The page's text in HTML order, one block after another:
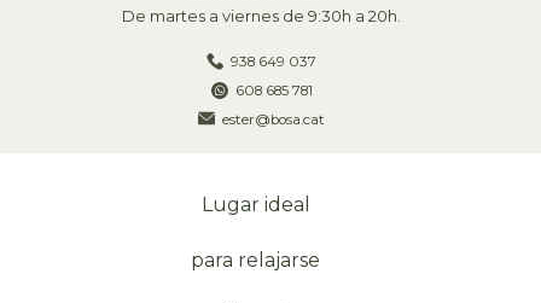
938 649 037
608 685 781
ester@bosa.cat
Lugar ideal
para relajarse